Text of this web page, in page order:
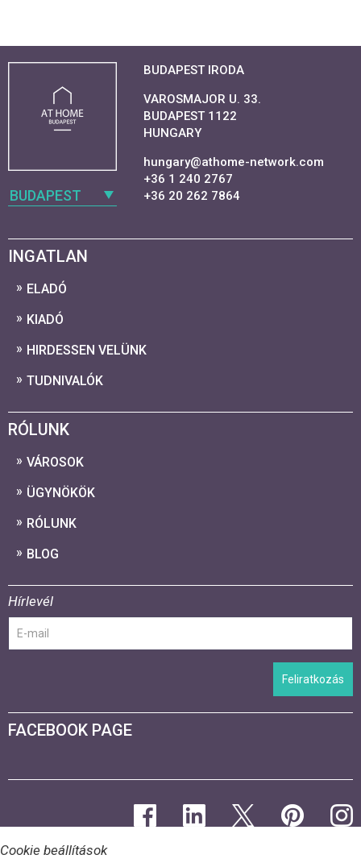
BUDAPEST
BUDAPEST IRODA
VAROSMAJOR U. 33.
BUDAPEST 1122
HUNGARY
hungary@athome-network.com
+36 1 240 2767
+36 20 262 7864
INGATLAN
ELADÓ
KIADÓ
HIRDESSEN VELÜNK
TUDNIVALÓK
RÓLUNK
VÁROSOK
ÜGYNÖKÖK
RÓLUNK
BLOG
Hírlevél
Feliratkozás
FACEBOOK PAGE
Cookie beállítások